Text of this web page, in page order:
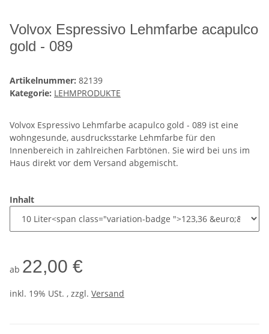
Volvox Espressivo Lehmfarbe acapulco
gold - 089
Artikelnummer: 82139
Kategorie: LEHMPRODUKTE
Volvox Espressivo Lehmfarbe acapulco gold - 089 ist eine
wohngesunde, ausdrucksstarke Lehmfarbe für den
Innenbereich in zahlreichen Farbtönen. Sie wird bei uns im
Haus direkt vor dem Versand abgemischt.
Inhalt
ab 22,00 €
inkl. 19% USt. , zzgl. Versand